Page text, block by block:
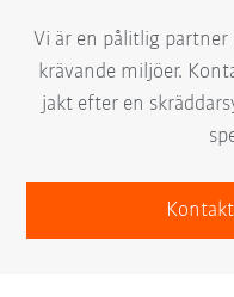
Vi är en pålitlig
krävande miljöer.
jakt efter en